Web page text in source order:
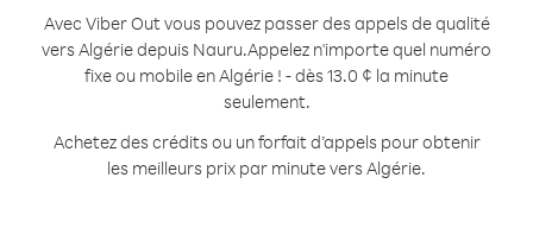
Avec Viber Out vous pouvez passer des appels de qualité
vers Algérie depuis Nauru.Appelez n'importe quel numéro
fixe ou mobile en Algérie ! - dès 13.0 ¢ la minute
seulement.
Achetez des crédits ou un forfait d’appels pour obtenir
les meilleurs prix par minute vers Algérie.